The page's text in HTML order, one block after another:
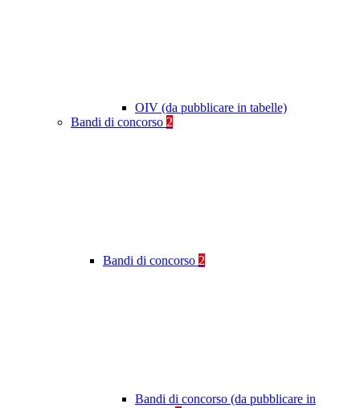
OIV (da pubblicare in tabelle)
Bandi di concorso 2
Bandi di concorso 2
Bandi di concorso (da pubblicare in